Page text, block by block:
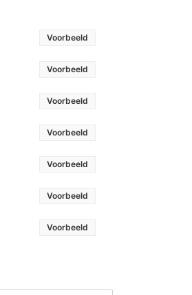
Voorbeeld
Voorbeeld
Voorbeeld
Voorbeeld
Voorbeeld
Voorbeeld
Voorbeeld